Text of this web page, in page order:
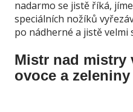
nadarmo se jistě říká,
speciálních nožíků
po nádherné a jistě velmi
Mistr nad mistry
ovoce a zeleniny